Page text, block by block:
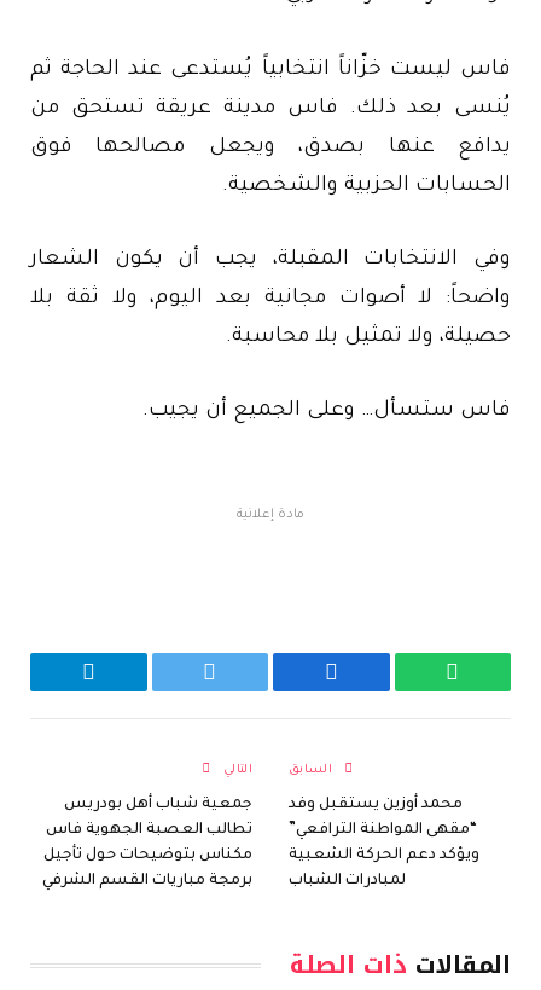
فاس ليست خزّاناً انتخابياً يُستدعى عند الحاجة ثم
يُنسى بعد ذلك. فاس مدينة عريقة تستحق من
يدافع عنها بصدق، ويجعل مصالحها فوق
الحسابات الحزبية والشخصية.
وفي الانتخابات المقبلة، يجب أن يكون الشعار
واضحاً: لا أصوات مجانية بعد اليوم، ولا ثقة بلا
حصيلة، ولا تمثيل بلا محاسبة.
فاس ستسأل… وعلى الجميع أن يجيب.
مادة إعلانية
واتساب فيسبوك تويتر تيلقرام
السابق
محمد أوزين يستقبل وفد
“مقهى المواطنة الترافعي”
ويؤكد دعم الحركة الشعبية
لمبادرات الشباب
التالي
جمعية شباب أهل بودريس
تطالب العصبة الجهوية فاس
مكناس بتوضيحات حول تأجيل
برمجة مباريات القسم الشرفي
المقالات ذات الصلة